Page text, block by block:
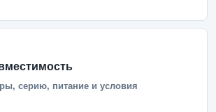
серию, питание и условия